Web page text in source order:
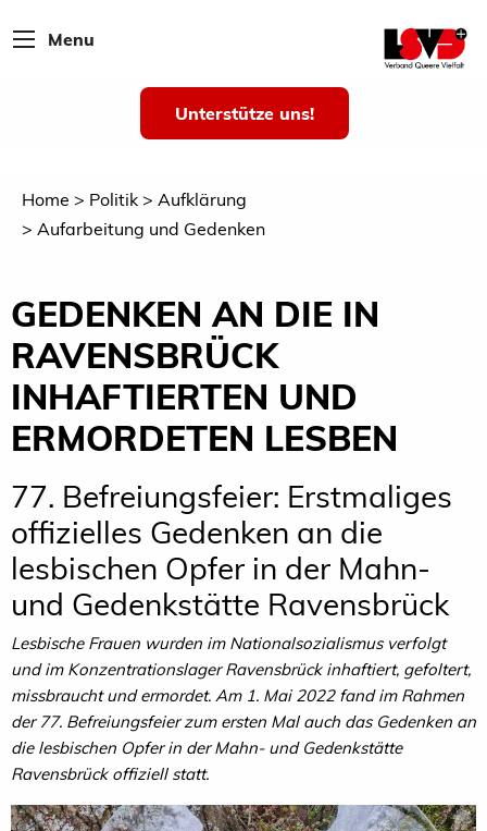
Menu
Unterstütze uns!
Home Politik
Aufklärung
Aufarbeitung und Gedenken
GEDENKEN AN DIE IN
RAVENSBRÜCK
INHAFTIERTEN UND
ERMORDETEN LESBEN
77. Befreiungsfeier: Erstmaliges
offizielles Gedenken an die
lesbischen Opfer in der Mahn-
und Gedenkstätte Ravensbrück
Lesbische Frauen wurden im Nationalsozialismus verfolgt
und im Konzentrationslager Ravensbrück inhaftiert, gefoltert,
missbraucht und ermordet. Am 1. Mai 2022 fand im Rahmen
der 77. Befreiungsfeier zum ersten Mal auch das Gedenken an
die lesbischen Opfer in der Mahn- und Gedenkstätte
Ravensbrück offiziell statt.